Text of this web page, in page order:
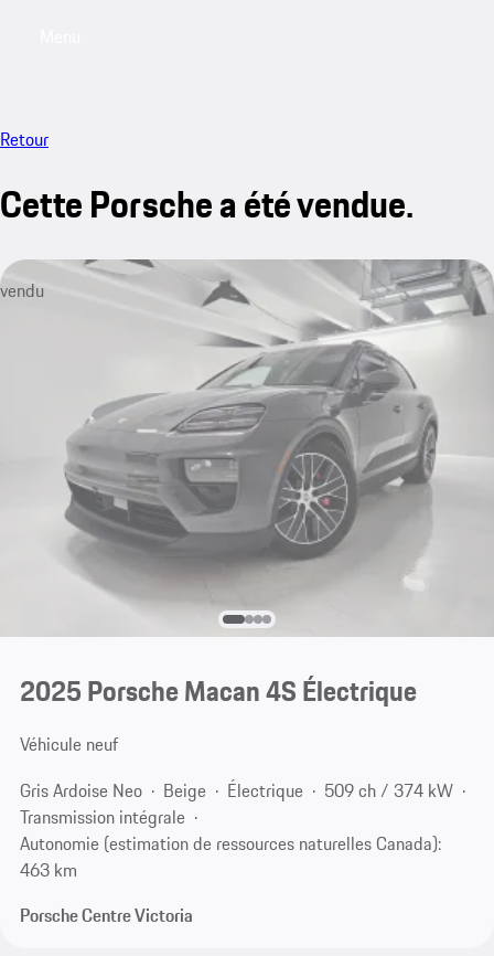
Retour
Cette Porsche a été vendue.
vendu
2025 Porsche Macan 4S Électrique
Véhicule neuf
Gris Ardoise Neo
Beige Électrique
509 ch / 374 kW
Transmission intégrale
Autonomie (estimation de ressources naturelles Canada):
463 km
Porsche Centre Victoria